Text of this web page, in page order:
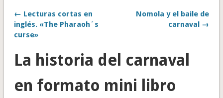
← Lecturas cortas en
inglés. «The Pharaoh´s
curse»
Nomola y el baile de
carnaval →
La historia del carnaval
en formato mini libro